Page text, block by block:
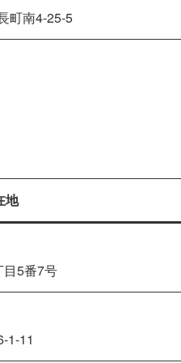
町南4-25-5
地
5番7号
1-11